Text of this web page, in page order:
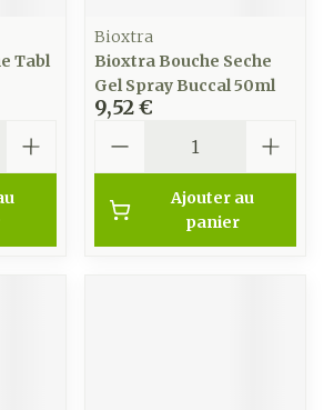
Tabl
Bioxtra
Bioxtra Bouche Seche
Gel Spray Buccal 50ml
9,52 €
Ajouter au
panier